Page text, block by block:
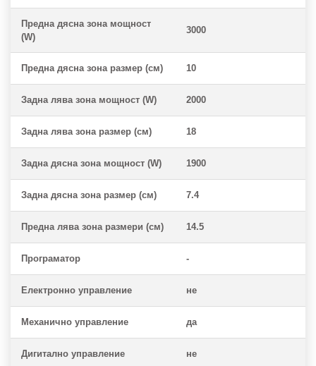
Предна дясна зона мощност
(W)
3000
Предна дясна зона размер (см) 10
Задна лява зона мощност (W) 2000
Задна лява зона размер (см) 18
Задна дясна зона мощност (W) 1900
Задна дясна зона размер (см) 7.4
Предна лява зона размери (см) 14.5
Програматор -
Електронно управление не
Механично управление да
Дигитално управление не